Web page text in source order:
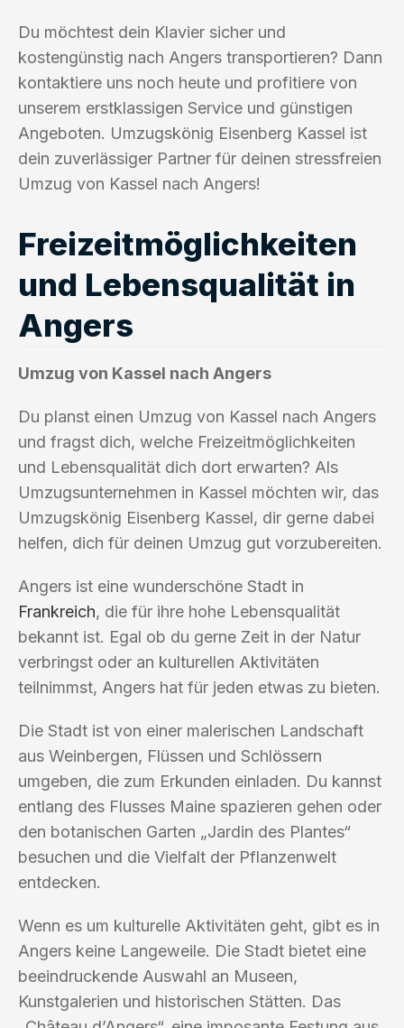
Du möchtest dein Klavier sicher und
kostengünstig nach Angers transportieren? Dann
kontaktiere uns noch heute und profitiere von
unserem erstklassigen Service und günstigen
Angeboten. Umzugskönig Eisenberg Kassel ist
dein zuverlässiger Partner für deinen stressfreien
Umzug von Kassel nach Angers!
Freizeitmöglichkeiten
und Lebensqualität in
Angers
Umzug von Kassel nach Angers
Du planst einen Umzug von Kassel nach Angers
und fragst dich, welche Freizeitmöglichkeiten
und Lebensqualität dich dort erwarten? Als
Umzugsunternehmen in Kassel möchten wir, das
Umzugskönig Eisenberg Kassel, dir gerne dabei
helfen, dich für deinen Umzug gut vorzubereiten.
Angers ist eine wunderschöne Stadt in
Frankreich, die für ihre hohe Lebensqualität
bekannt ist. Egal ob du gerne Zeit in der Natur
verbringst oder an kulturellen Aktivitäten
teilnimmst, Angers hat für jeden etwas zu bieten.
Die Stadt ist von einer malerischen Landschaft
aus Weinbergen, Flüssen und Schlössern
umgeben, die zum Erkunden einladen. Du kannst
entlang des Flusses Maine spazieren gehen oder
den botanischen Garten „Jardin des Plantes“
besuchen und die Vielfalt der Pflanzenwelt
entdecken.
Wenn es um kulturelle Aktivitäten geht, gibt es in
Angers keine Langeweile. Die Stadt bietet eine
beeindruckende Auswahl an Museen,
Kunstgalerien und historischen Stätten. Das